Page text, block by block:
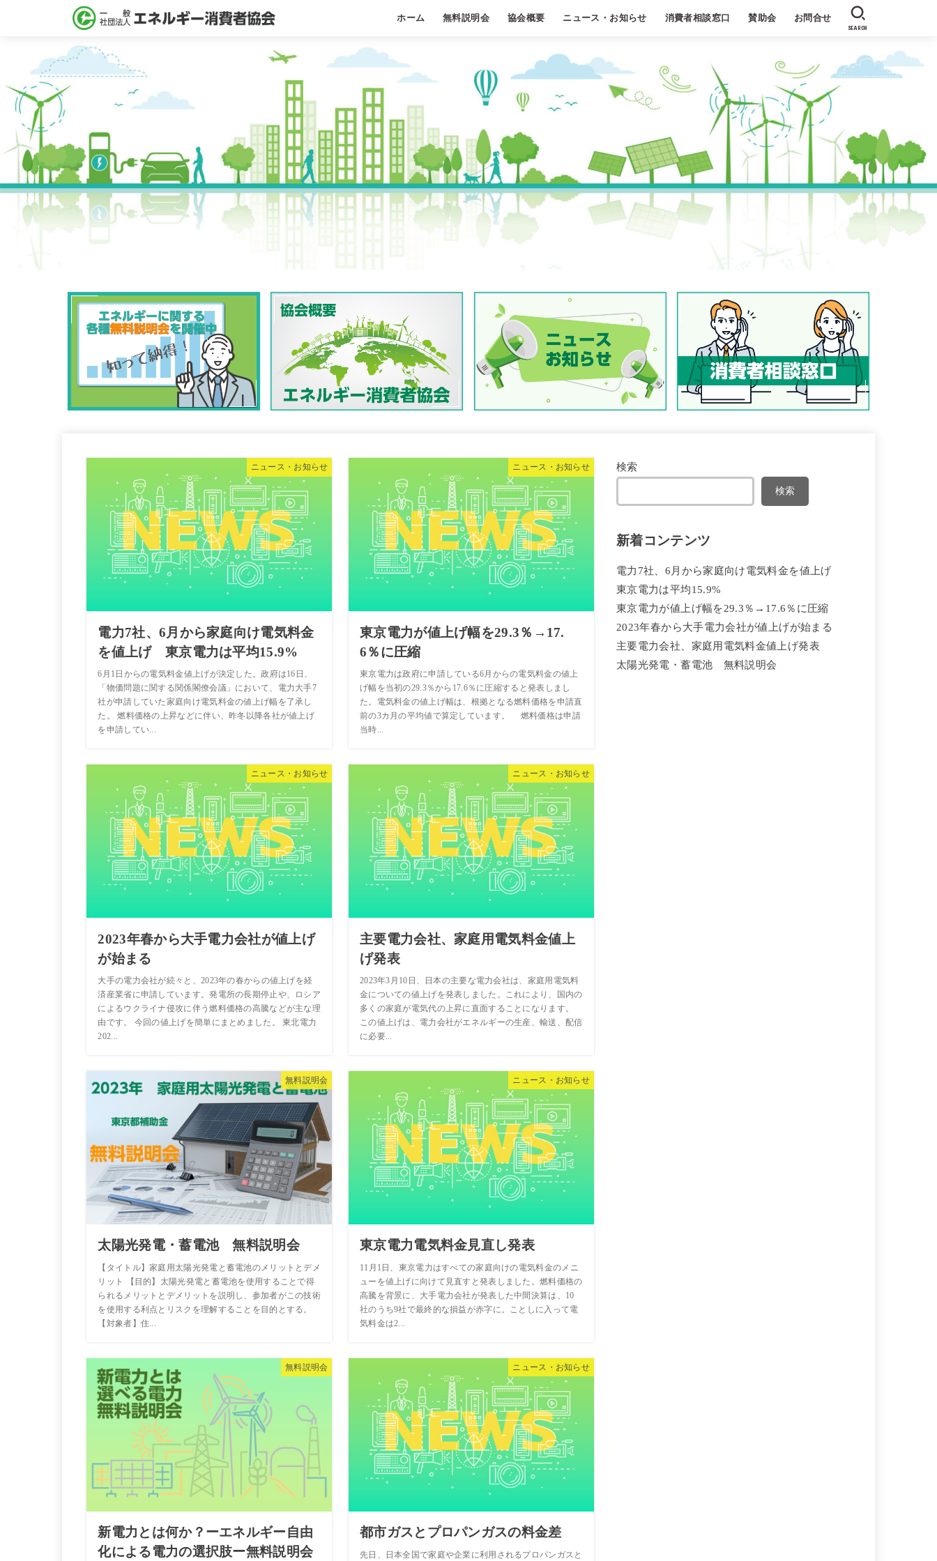
ホーム 無料説明会 協会概要 ニュース・お知らせ 消費者相談窓口 賛助会 お問合せ
SEARCH
ニュース・お知らせ
電力7社、6月から家庭向け電気料金
を値上げ 東京電力は平均15.9%
6月1日からの電気料金値上げが決定した。政府は16日、
「物価問題に関する関係閣僚会議」において、電力大手7
社が申請していた家庭向け電気料金の値上げ幅を了承し
た。 燃料価格の上昇などに伴い、昨冬以降各社が値上げ
を申請してい...
ニュース・お知らせ
東京電力が値上げ幅を29.3％→17.
6％に圧縮
東京電力は政府に申請している6月からの電気料金の値上
げ幅を当初の29.3％から17.6％に圧縮すると発表しまし
た。電気料金の値上げ幅は、根拠となる燃料価格を申請直
前の3カ月の平均値で算定しています。 燃料価格は申請
当時...
ニュース・お知らせ
2023年春から大手電力会社が値上げ
が始まる
大手の電力会社が続々と、2023年の春からの値上げを経
済産業省に申請しています。発電所の長期停止や、ロシア
によるウクライナ侵攻に伴う燃料価格の高騰などが主な理
由です。 今回の値上げを簡単にまとめました。 東北電力
202...
ニュース・お知らせ
主要電力会社、家庭用電気料金値上
げ発表
2023年3月10日、日本の主要な電力会社は、家庭用電気料
金についての値上げを発表しました。これにより、国内の
多くの家庭が電気代の上昇に直面することになります。
この値上げは、電力会社がエネルギーの生産、輸送、配信
に必要...
無料説明会
太陽光発電・蓄電池 無料説明会
【タイトル】家庭用太陽光発電と蓄電池のメリットとデメ
リット 【目的】太陽光発電と蓄電池を使用することで得
られるメリットとデメリットを説明し、参加者がこの技術
を使用する利点とリスクを理解することを目的とする。
【対象者】住...
ニュース・お知らせ
東京電力電気料金見直し発表
11月1日、東京電力はすべての家庭向けの電気料金のメニ
ューを値上げに向けて見直すと発表しました。燃料価格の
高騰を背景に、大手電力会社が発表した中間決算は、10
社のうち9社で最終的な損益が赤字に。ことしに入って電
気料金は2...
無料説明会
新電力とは何か？ーエネルギー自由
化による電力の選択肢ー無料説明会
ニュース・お知らせ
都市ガスとプロパンガスの料金差
先日、日本全国で家庭や企業に利用されるプロパンガスと
検索
検索
新着コンテンツ
電力7社、6月から家庭向け電気料金を値上げ
東京電力は平均15.9%
東京電力が値上げ幅を29.3％→17.6％に圧縮
2023年春から大手電力会社が値上げが始まる
主要電力会社、家庭用電気料金値上げ発表
太陽光発電・蓄電池 無料説明会